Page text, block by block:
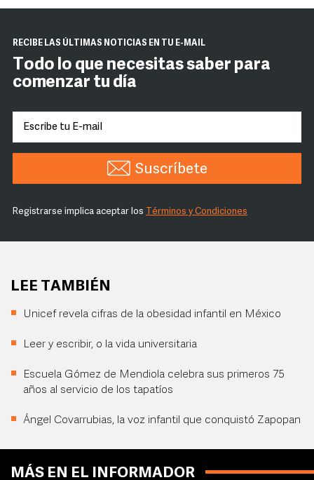
RECIBE LAS ÚLTIMAS NOTICIAS EN TU E-MAIL
Todo lo que necesitas saber para
comenzar tu día
Suscríbete
Registrarse implica aceptar los Términos y Condiciones
LEE TAMBIÉN
Unicef revela cifras de la obesidad infantil en México
Leer y escribir, o la vida universitaria
Escuela Gómez de Mendiola celebra sus primeros 75
años al servicio de los tapatíos
Ángel Covarrubias, la voz infantil que conquistó Zapopan
MÁS EN EL INFORMADOR